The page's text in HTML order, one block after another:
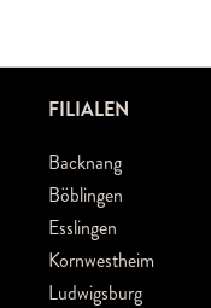
FILIALEN
Backnang
Böblingen
Esslingen
Kornwestheim
Ludwigsburg